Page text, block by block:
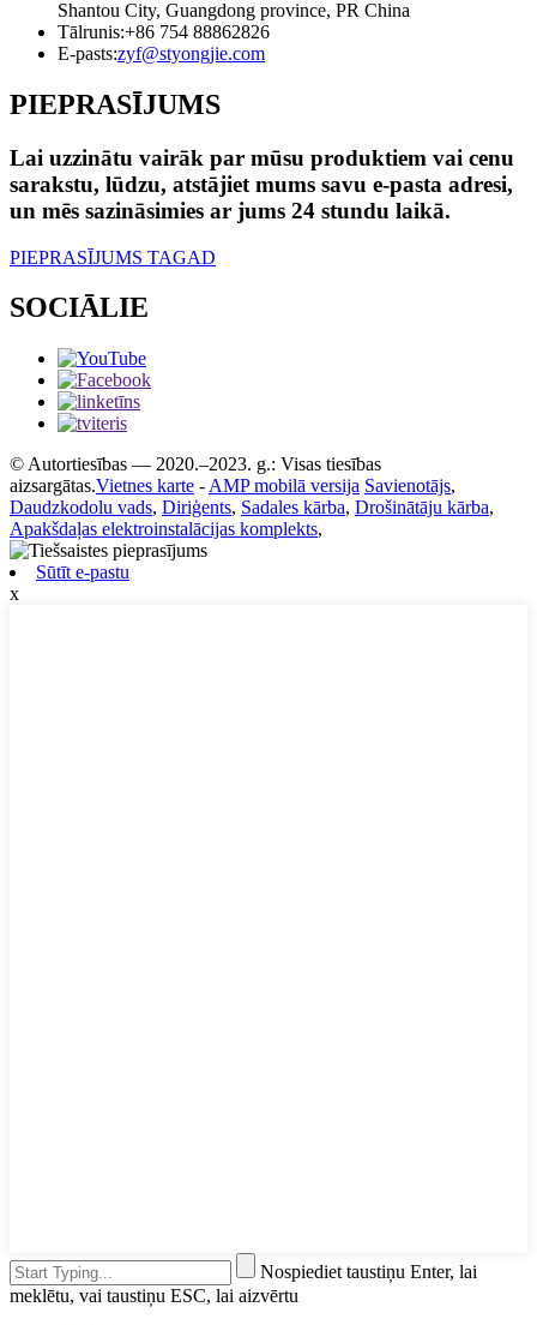
Shantou City, Guangdong province, PR China
Tālrunis:+86 754 88862826
E-pasts:zyf@styongjie.com
PIEPRASĪJUMS
Lai uzzinātu vairāk par mūsu produktiem vai cenu
sarakstu, lūdzu, atstājiet mums savu e-pasta adresi,
un mēs sazināsimies ar jums 24 stundu laikā.
PIEPRASĪJUMS TAGAD
SOCIĀLIE
© Autortiesības — 2020.–2023. g.: Visas tiesības
aizsargātas.Vietnes karte - AMP mobilā versija Savienotājs,
Daudzkodolu vads, Diriģents, Sadales kārba, Drošinātāju kārba,
Apakšdaļas elektroinstalācijas komplekts,
Sūtīt e-pastu
x
Nospiediet taustiņu Enter, lai
meklētu, vai taustiņu ESC, lai aizvērtu